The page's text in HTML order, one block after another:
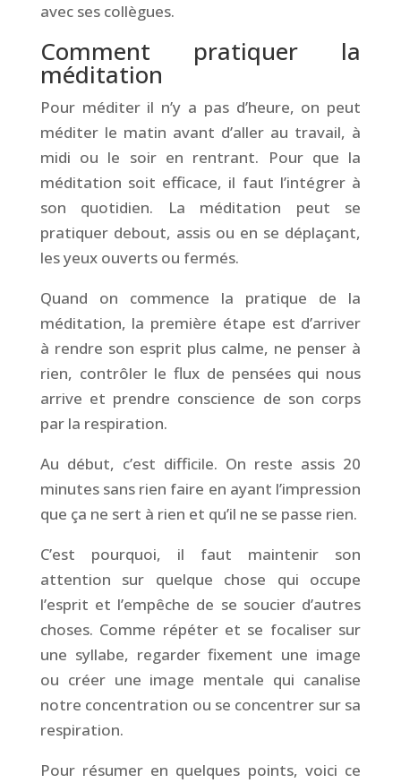
avec ses collègues.
Comment pratiquer la
méditation
Pour méditer il n’y a pas d’heure, on peut
méditer le matin avant d’aller au travail, à
midi ou le soir en rentrant. Pour que la
méditation soit efficace, il faut l’intégrer à
son quotidien. La méditation peut se
pratiquer debout, assis ou en se déplaçant,
les yeux ouverts ou fermés.
Quand on commence la pratique de la
méditation, la première étape est d’arriver
à rendre son esprit plus calme, ne penser à
rien, contrôler le flux de pensées qui nous
arrive et prendre conscience de son corps
par la respiration.
Au début, c’est difficile. On reste assis 20
minutes sans rien faire en ayant l’impression
que ça ne sert à rien et qu’il ne se passe rien.
C’est pourquoi, il faut maintenir son
attention sur quelque chose qui occupe
l’esprit et l’empêche de se soucier d’autres
choses. Comme répéter et se focaliser sur
une syllabe, regarder fixement une image
ou créer une image mentale qui canalise
notre concentration ou se concentrer sur sa
respiration.
Pour résumer en quelques points, voici ce